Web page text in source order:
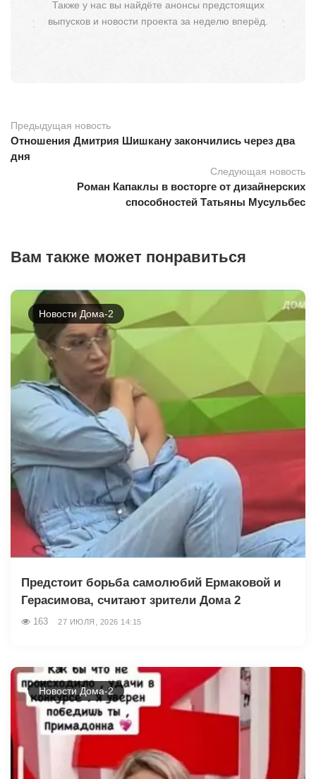
Также у нас вы найдёте анонсы предстоящих
выпусков и новости проекта за неделю вперёд.
Предыдущая новость
Отношения Дмитрия Шишкану закончились через два
дня
Следующая новость
Роман Капаклы в восторге от дизайнерских
способностей Татьяны Мусульбес
Вам также может понравиться
Новости Дома-2
Предстоит борьба самолюбий Ермаковой и
Герасимова, считают зрители Дома 2
163 27 ИЮЛЯ, 2026 14:15
Новости Дома-2